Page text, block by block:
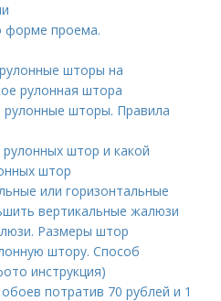
форме проема.
шторы на
рулонная штора
рулонные шторы. Правила
штор и какой
штор
или горизонтальные
вертикальные жалюзи
Размеры штор
штору. Способ
инструкция)
потратив 70 рублей и 1